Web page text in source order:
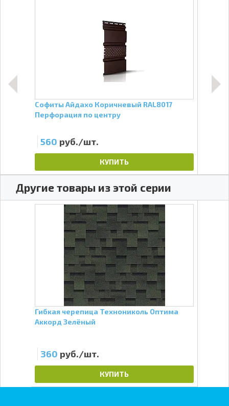
Софиты Айдахо Коричневый RAL8017
Перфорация по центру
560 руб./шт.
КУПИТЬ
Другие товары из этой серии
Гибкая черепица Технониколь Оптима
Аккорд Зелёный
360 руб./шт.
КУПИТЬ